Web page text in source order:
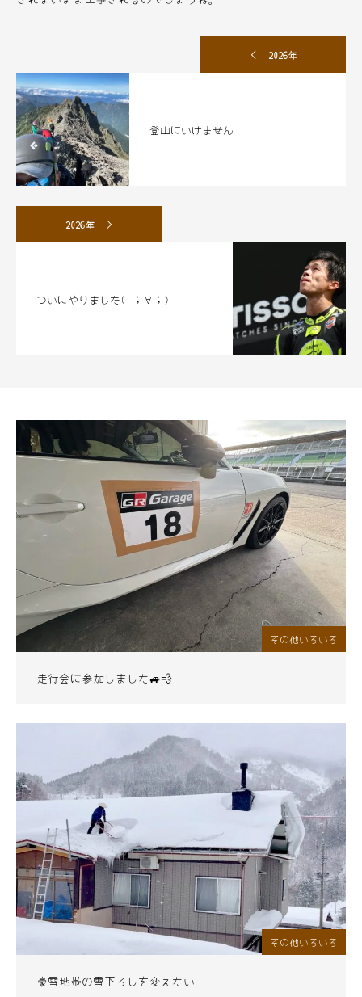
2026年
登山にいけません
2026年
ついにやりました( ；∀；)
その他いろいろ
走行会に参加しました🚙💨
その他いろいろ
豪雪地帯の雪下ろしを変えたい